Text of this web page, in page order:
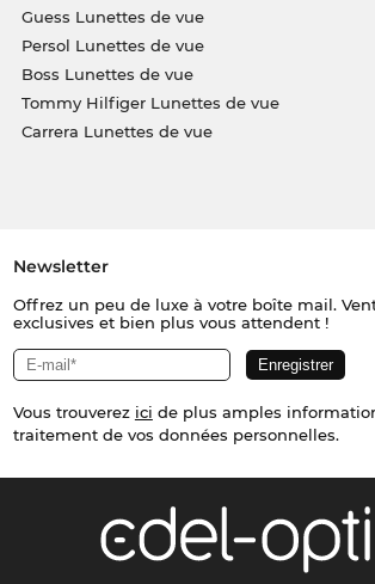
Guess Lunettes de vue
Persol Lunettes de vue
Boss Lunettes de vue
Tommy Hilfiger Lunettes de vue
Carrera Lunettes de vue
Newsletter
Offrez un peu de luxe à votre boîte mail.
exclusives et bien plus vous attendent !
Vous trouverez ici de plus amples
traitement de vos données personnelles.